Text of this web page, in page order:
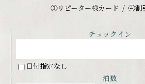
③リピーター様カード
④割
チェックイン
日付指定なし
泊数